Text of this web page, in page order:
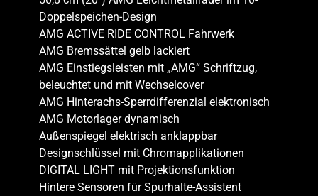
Doppelspeichen-Design
AMG ACTIVE RIDE CONTROL Fahrwerk
AMG Bremssättel gelb lackiert
AMG Einstiegsleisten mit „AMG“ Schriftzug,
beleuchtet und mit Wechselcover
AMG Hinterachs-Sperrdifferenzial elektronisch
AMG Motorlager dynamisch
Außenspiegel elektrisch anklappbar
Designschlüssel mit Chromapplikationen
DIGITAL LIGHT mit Projektionsfunktion
Hintere Sensoren für Spurhalte-Assistent